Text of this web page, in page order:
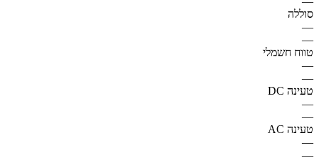
סוללה
—
—
טווח חשמלי
—
—
טעינה DC
—
—
טעינה AC
—
—